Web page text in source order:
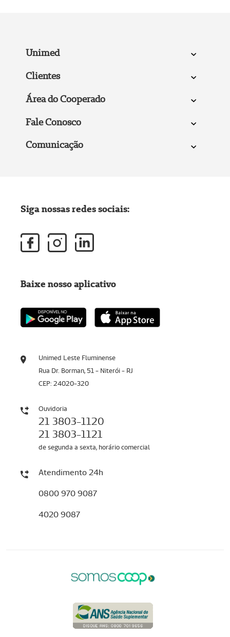
Unimed
Clientes
Área do Cooperado
Fale Conosco
Comunicação
Unimed Leste Fluminense
Rua Dr. Borman, 51 - Niterói - RJ
CEP: 24020-320
Ouvidoria
21 3803-1120
21 3803-1121
de segunda a sexta, horário comercial
Atendimento 24h
0800 970 9087
4020 9087
Siga nossas redes sociais:
Baixe nosso aplicativo